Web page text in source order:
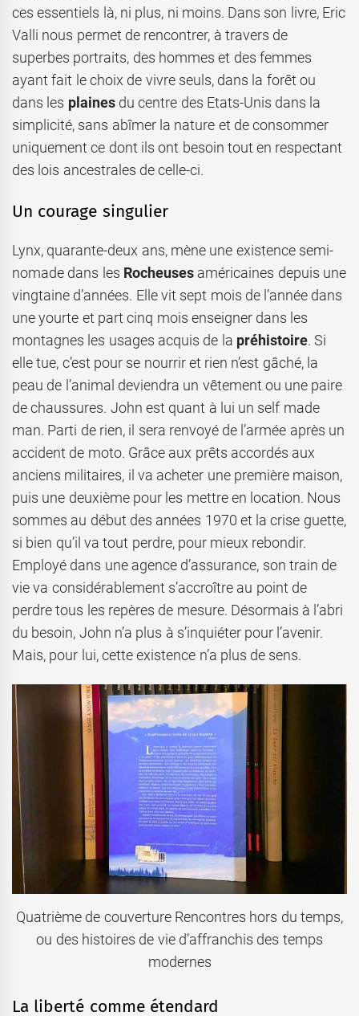
ces essentiels là, ni plus, ni moins. Dans son livre, Eric
Valli nous permet de rencontrer, à travers de
superbes portraits, des hommes et des femmes
ayant fait le choix de vivre seuls, dans la forêt ou
dans les plainesdu centre des Etats-Unis dans la
simplicité, sans abîmer la nature et de consommer
uniquement ce dont ils ont besoin tout en respectant
des lois ancestrales de celle-ci.
Un courage singulier
Lynx, quarante-deux ans, mène une existence semi-
nomade dans les Rocheusesaméricaines depuis une
vingtaine d’années. Elle vit sept mois de l’année dans
une yourte et part cinq mois enseigner dans les
montagnes les usages acquis de la préhistoire. Si
elle tue, c’est pour se nourrir et rien n’est gâché, la
peau de l’animal deviendra un vêtement ou une paire
de chaussures. John est quant à lui un self made
man. Parti de rien, il sera renvoyé de l’armée après un
accident de moto. Grâce aux prêts accordés aux
anciens militaires, il va acheter une première maison,
puis une deuxième pour les mettre en location. Nous
sommes au début des années 1970 et la crise guette,
si bien qu’il va tout perdre, pour mieux rebondir.
Employé dans une agence d’assurance, son train de
vie va considérablement s’accroître au point de
perdre tous les repères de mesure. Désormais à l’abri
du besoin, John n’a plus à s’inquiéter pour l’avenir.
Mais, pour lui, cette existence n’a plus de sens.
Quatrième de couverture Rencontres hors du temps,
ou des histoires de vie d’affranchis des temps
modernes
La liberté comme étendard